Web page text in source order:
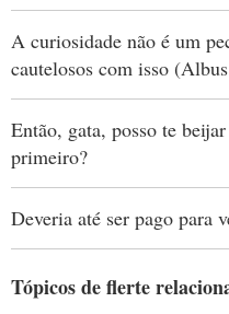
A curiosidade não é um
cautelosos com isso
Então, gata, posso te
primeiro?
Deveria até ser pago para
Tópicos de flerte